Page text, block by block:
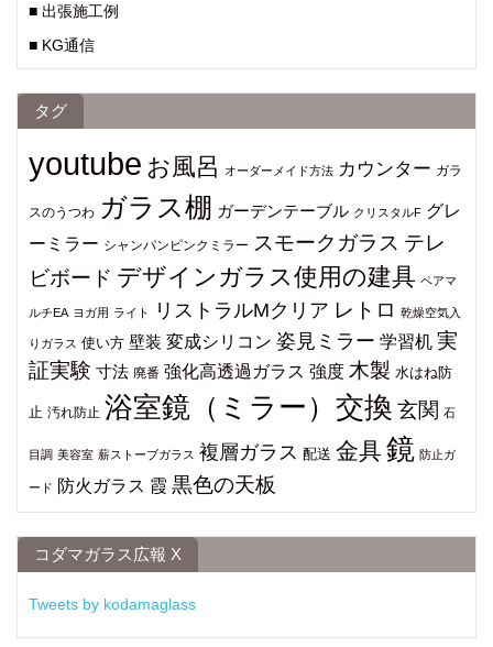
■ 出張施工例
■ KG通信
タグ
youtube お風呂 オーダーメイド方法 カウンター ガラ
スのうつわ ガラス棚 ガーデンテーブル クリスタルF グレ
ーミラー シャンパンピンクミラー スモークガラス テレ
ビボード デザインガラス使用の建具 ペアマ
ルチEA ヨガ用 ライト リストラルMクリア レトロ 乾燥空気入
りガラス 使い方 壁装 変成シリコン 姿見ミラー 学習机 実
証実験 寸法 廃番 強化高透過ガラス 強度 木製 水はね防
止 汚れ防止 浴室鏡（ミラー）交換 玄関 石
目調 美容室 薪ストーブガラス 複層ガラス 配送 金具鏡 防止ガ
ード 防火ガラス 霞 黒色の天板
コダマガラス広報 X
Tweets by kodamaglass